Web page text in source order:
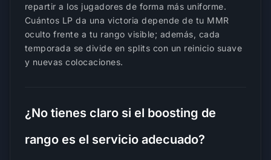
repartir a los jugadores de forma más uniforme.
Cuántos LP da una victoria depende de tu MMR
oculto frente a tu rango visible; además, cada
temporada se divide en splits con un reinicio suave
y nuevas colocaciones.
¿No tienes claro si el boosting de
rango es el servicio adecuado?